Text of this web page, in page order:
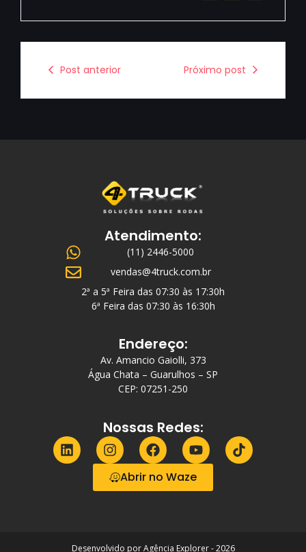
Post anterior Próximo post
Atendimento:
(11) 2446-5000
vendas@4truck.com.br
2ª a 5ª Feira das 07:30 às 17:30h
6ª Feira das 07:30 às 16:30h
Endereço:
Av. Amancio Gaiolli, 373
Água Chata – Guarulhos – SP
CEP: 07251-250
Nossas Redes:
Abrir no Waze
Desenvolvido por Agência Explorer - 2026